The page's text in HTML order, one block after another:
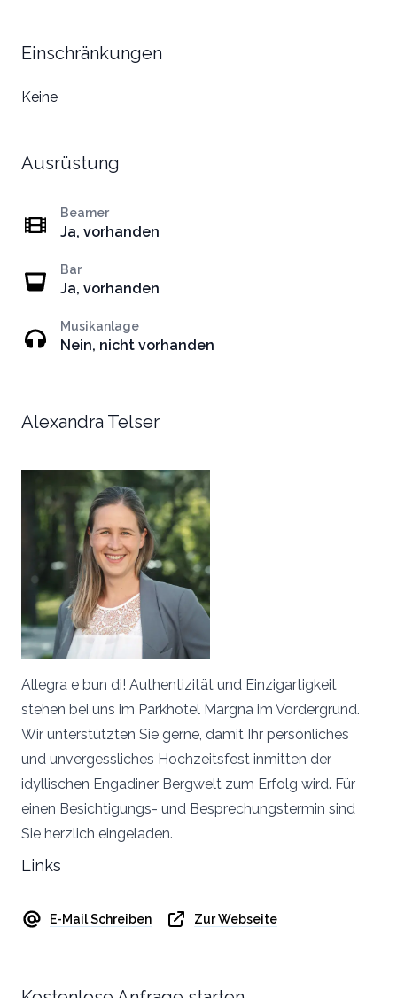
Einschränkungen
Keine
Ausrüstung
Beamer
Ja, vorhanden
Bar
Ja, vorhanden
Musikanlage
Nein, nicht vorhanden
Alexandra Telser
Allegra e bun di! Authentizität und Einzigartigkeit
stehen bei uns im Parkhotel Margna im Vordergrund.
Wir unterstützten Sie gerne, damit Ihr persönliches
und unvergessliches Hochzeitsfest inmitten der
idyllischen Engadiner Bergwelt zum Erfolg wird. Für
einen Besichtigungs- und Besprechungstermin sind
Sie herzlich eingeladen.
Links
E-Mail Schreiben Zur Webseite